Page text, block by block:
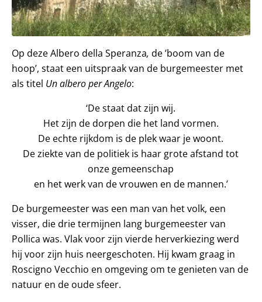
Op deze Albero della Speranza, de ’boom van de
hoop’, staat een uitspraak van de burgemeester met
als titel Un albero per Angelo:
‘De staat dat zijn wij.
Het zijn de dorpen die het land vormen.
De echte rijkdom is de plek waar je woont.
De ziekte van de politiek is haar grote afstand tot
onze gemeenschap
en het werk van de vrouwen en de mannen.’
De burgemeester was een man van het volk, een
visser, die drie termijnen lang burgemeester van
Pollica was. Vlak voor zijn vierde herverkiezing werd
hij voor zijn huis neergeschoten. Hij kwam graag in
Roscigno Vecchio en omgeving om te genieten van de
natuur en de oude sfeer.